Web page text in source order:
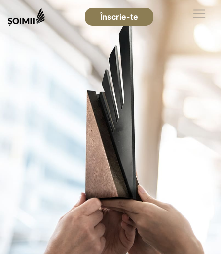
Înscrie-te